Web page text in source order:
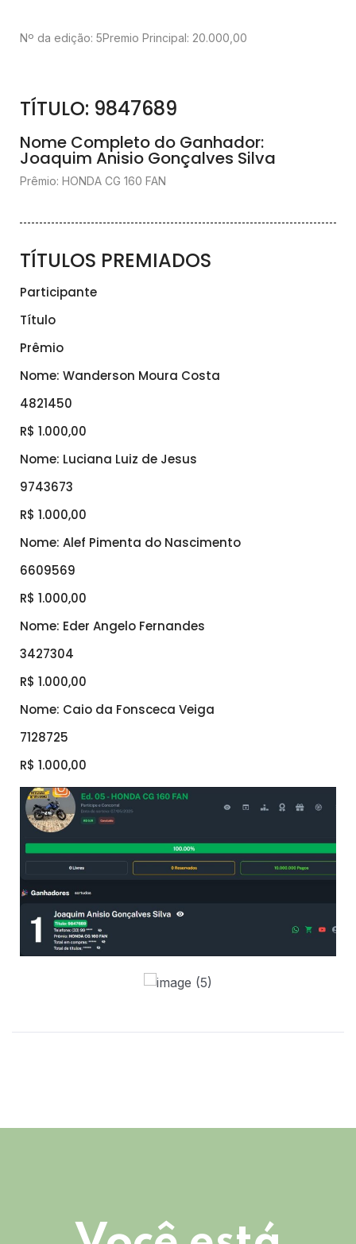
Nº da edição: 5Premio Principal: 20.000,00
TÍTULO: 9847689
Nome Completo do Ganhador:
Joaquim Anisio Gonçalves Silva
Prêmio: HONDA CG 160 FAN
TÍTULOS PREMIADOS
Participante
Título
Prêmio
Nome: Wanderson Moura Costa
4821450
R$ 1.000,00
Nome: Luciana Luiz de Jesus
9743673
R$ 1.000,00
Nome: Alef Pimenta do Nascimento
6609569
R$ 1.000,00
Nome: Eder Angelo Fernandes
3427304
R$ 1.000,00
Nome: Caio da Fonsceca Veiga
7128725
R$ 1.000,00